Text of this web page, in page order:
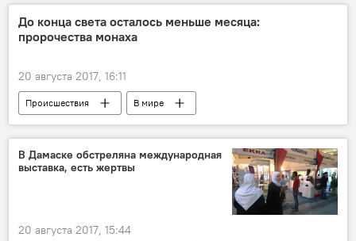
До конца света осталось меньше месяца:
пророчества монаха
20 августа 2017, 16:11
Происшествия
В мире
Андрей Тюняев
ядерная война
пророчества
катаклизмы Погода
В Дамаске обстреляна международная
выставка, есть жертвы
20 августа 2017, 15:44